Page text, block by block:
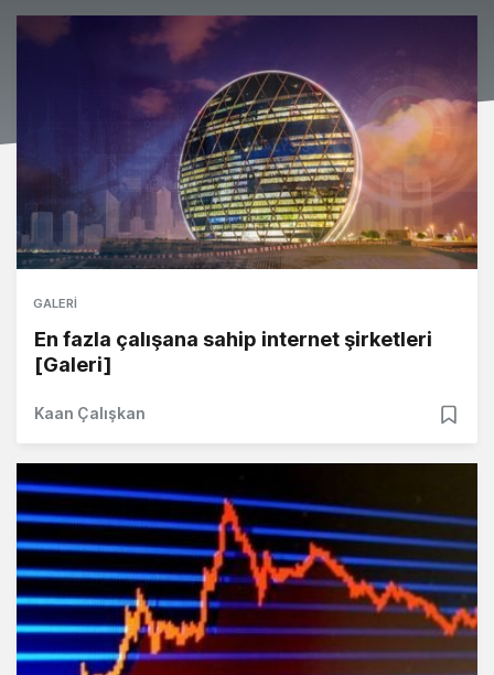
GALERI
En fazla çalışana sahip internet şirketleri
[Galeri]
Kaan Çalışkan